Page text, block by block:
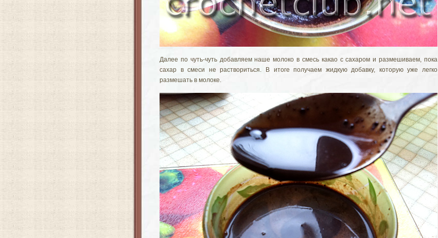
Далее по чуть-чуть добавляем наше молоко в смесь какао с сахаром и размешиваем, пока
сахар в смеси не раствориться. В итоге получаем жидкую добавку, которую уже легко
размешать в молоке.